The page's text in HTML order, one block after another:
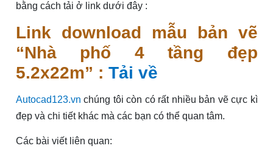
bằng cách tải ở link dưới đây :
Link download mẫu bản vẽ
“Nhà phố 4 tầng đẹp
5.2x22m” : Tải về
Autocad123.vn chúng tôi còn có rất nhiều bản vẽ cực kì
đẹp và chi tiết khác mà các bạn có thể quan tâm.
Các bài viết liên quan: